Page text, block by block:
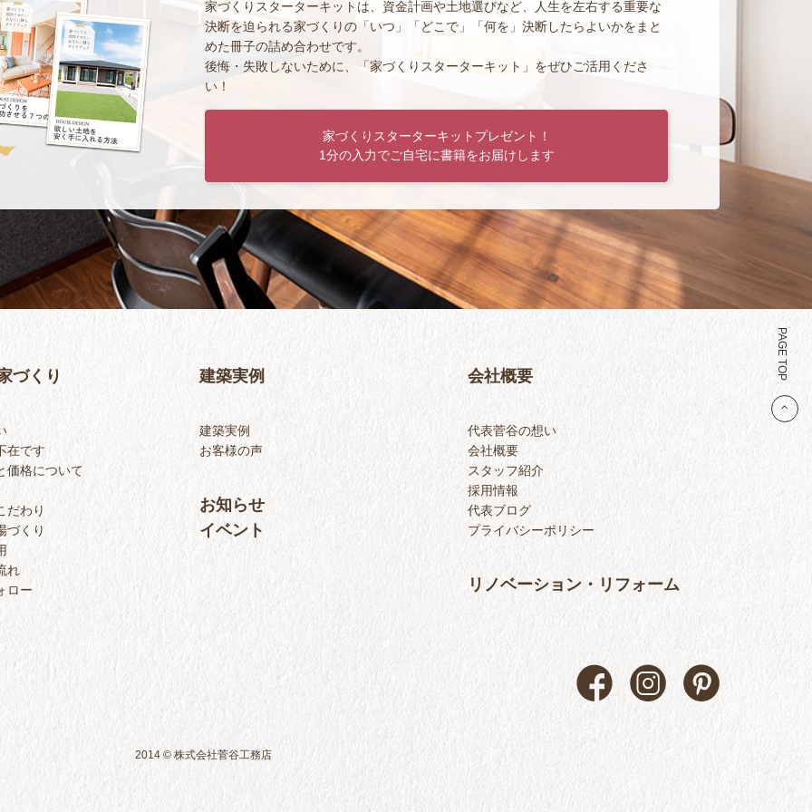
家づくりスターターキットは、資金計画や土地選びなど、人生を左右する重要な
決断を迫られる家づくりの「いつ」「どこで」「何を」決断したらよいかをまと
めた冊子の詰め合わせです。
後悔・失敗しないために、「家づくりスターターキット」をぜひご活用くださ
い！
家づくりスターターキットプレゼント！
1分の入力でご自宅に書籍をお届けします
PAGE TOP
づくり
在です
価格について
だわり
づくり
れ
ロー
建築実例
建築実例
お客様の声
お知らせ
イベント
会社概要
代表菅谷の想い
会社概要
スタッフ紹介
採用情報
代表ブログ
プライバシーポリシー
リノベーション・リフォーム
2014 © 株式会社菅谷工務店